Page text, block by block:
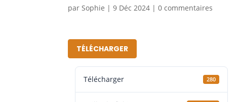
parSophie |9 Déc 2024 |0 commentaires
TÉLÉCHARGER
Télécharger 280